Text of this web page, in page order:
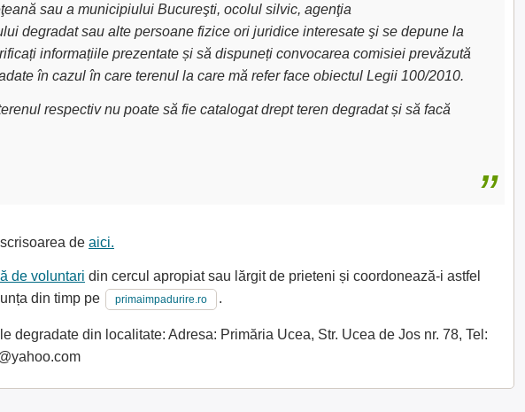
sau a municipiului Bucureşti, ocolul silvic, agenţia
degradat sau alte persoane fizice ori juridice interesate şi se depune la
informațiile prezentate și să dispuneți convocarea comisiei prevăzută
în cazul în care terenul la care mă refer face obiectul Legii 100/2010.
respectiv nu poate să fie catalogat drept teren degradat și să facă
de aici.
de voluntari din cercul apropiat sau lărgit de prieteni și coordonează-i astfel
din timp pe
primaimpadurire.ro .
din localitate: Adresa: Primăria Ucea, Str. Ucea de Jos nr. 78, Tel: